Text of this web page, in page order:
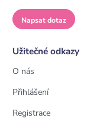
Napsat dotaz
Užitečné odkazy
O nás
Přihlášení
Registrace